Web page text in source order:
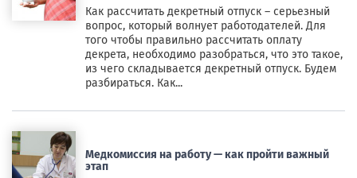
Как рассчитать декретный отпуск – серьезный
вопрос, который волнует работодателей. Для
того чтобы правильно рассчитать оплату
декрета, необходимо разобраться, что это такое,
из чего складывается декретный отпуск. Будем
разбираться. Как...
Медкомиссия на работу — как пройти важный
этап